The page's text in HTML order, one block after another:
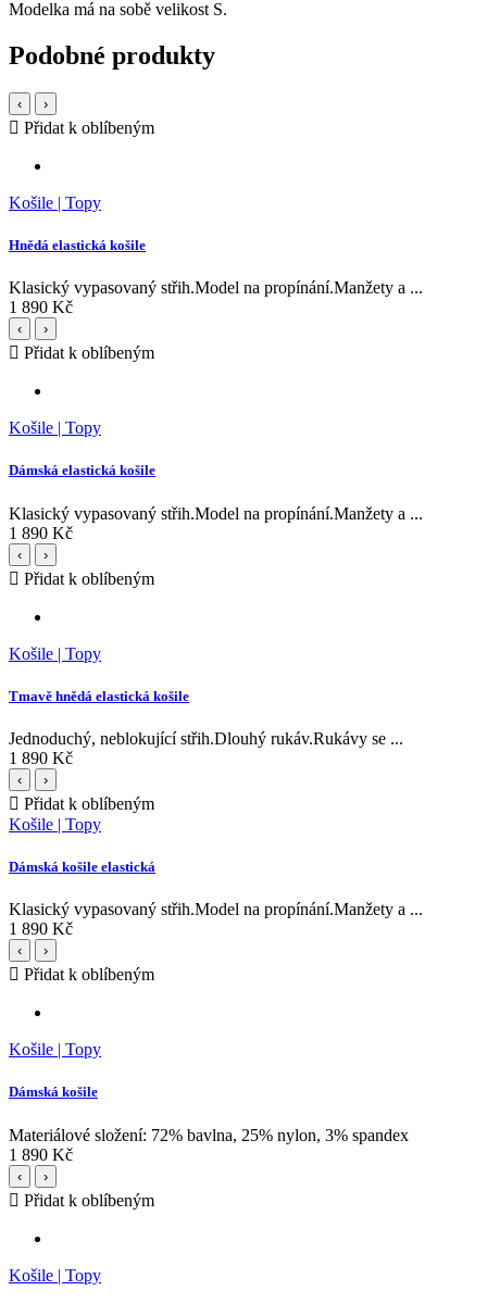
Modelka má na sobě velikost S.
Podobné produkty
‹ ›
Přidat k oblíbeným
Košile | Topy
Hnědá elastická košile
Klasický vypasovaný střih.Model na propínání.Manžety a ...
1 890 Kč
‹ ›
Přidat k oblíbeným
Košile | Topy
Dámská elastická košile
Klasický vypasovaný střih.Model na propínání.Manžety a ...
1 890 Kč
‹ ›
Přidat k oblíbeným
Košile | Topy
Tmavě hnědá elastická košile
Jednoduchý, neblokující střih.Dlouhý rukáv.Rukávy se ...
1 890 Kč
‹ ›
Přidat k oblíbeným
Košile | Topy
Dámská košile elastická
Klasický vypasovaný střih.Model na propínání.Manžety a ...
1 890 Kč
‹ ›
Přidat k oblíbeným
Košile | Topy
Dámská košile
Materiálové složení: 72% bavlna, 25% nylon, 3% spandex
1 890 Kč
‹ ›
Přidat k oblíbeným
Košile | Topy